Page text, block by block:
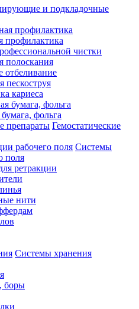
и подкладочные
профилактика
чистки
полоскания
отбеливание
пескоструя
кариеса
фольга
Гемостатические
Системы
поля
ретракции
нити
Системы хранения
боры